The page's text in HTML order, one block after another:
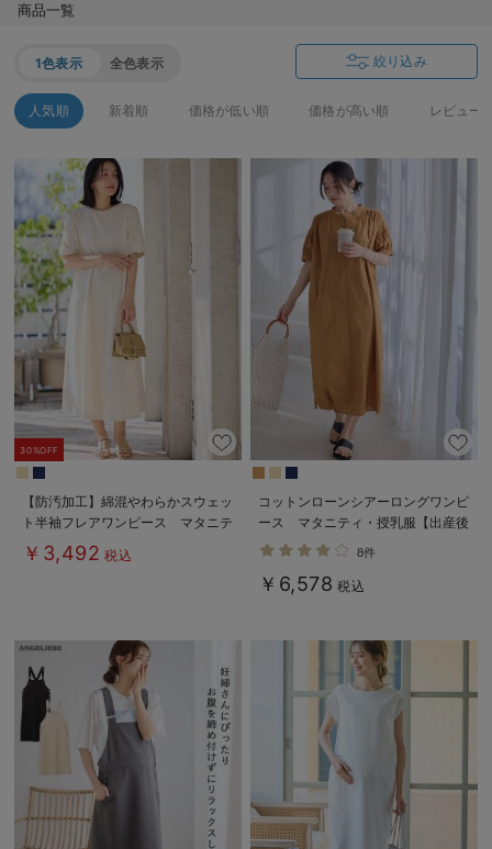
商品一覧
1色表示 全色表示 絞り込み
人気順 新着順 価格が低い順 価格が高い順 レビュー
30%OFF
【防汚加工】綿混やわらかスウェッ
ト半袖フレアワンピース マタニテ
ィ・産後【出産後も長く使える】
￥3,492 税込
コットンローンシアーロングワンピ
ース マタニティ・授乳服【出産後
も長く使える】
8件
￥6,578 税込